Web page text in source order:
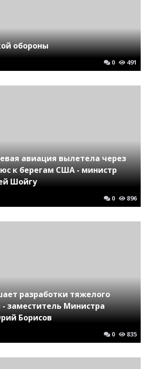
обороны
0 491
авиация вылетела через
к берегам США - министр
Шойгу
0 896
разработки тяжелого
- заместитель Министра
Борисов
0 835